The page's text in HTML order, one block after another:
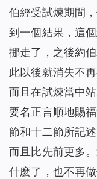
伯經受試煉期間
到一個結果，這
挪走了，之後約
此以後就消失不
而且在試煉當中
要名正言順地賜
節和十二節所記
而且比先前更多
什麽了，也不再